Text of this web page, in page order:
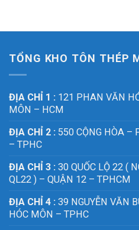
TỔNG KHO TÔN THÉP
ĐỊA CHỈ 1 : 121 PHAN VĂN
MÔN – HCM
ĐỊA CHỈ 2 : 550 CỘNG HÒA –
– TPHC
ĐỊA CHỈ 3 : 30 QUỐC LỘ 22 (
QL22 ) – QUẬN 12 – TPHCM
ĐỊA CHỈ 4 : 39 NGUYỄN VĂN
HÓC MÔN – TPHC